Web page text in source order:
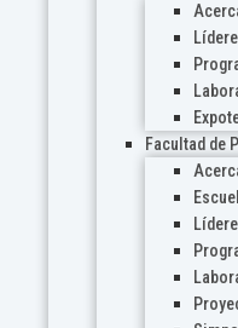
Facultad de